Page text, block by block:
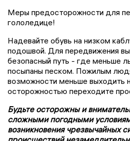
Меры предосторожности для
гололедице!
Надевайте обувь на низком
подошвой. Для передвижения
безопасный путь - где меньше
посыпаны песком. Пожилым
возможности меньше выходить
осторожностью переходите
Будьте осторожны и
сложными погодными
возникновения чрезвычайных